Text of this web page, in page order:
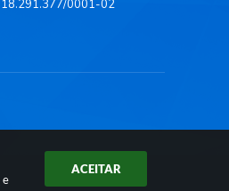
e
ACEITAR
18.291.377/0001-02